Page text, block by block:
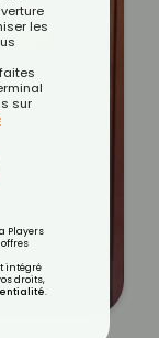
les
sur
Players
intégré
droits,
.